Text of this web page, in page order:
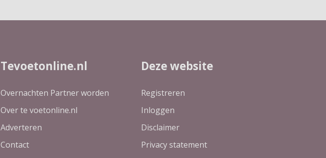
Tevoetonline.nl
Overnachten Partner worden
Over te voetonline.nl
Adverteren
Contact
Deze website
Registreren
Inloggen
Disclaimer
Privacy statement